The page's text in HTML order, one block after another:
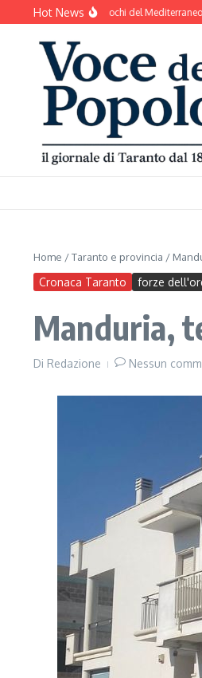
Salta al contenuto
Hot News
si prepara ai Giochi del Mediterraneo:
Home /Taranto e provincia /
Cronaca Taranto forze
Manduria,
Di Redazione Nessun